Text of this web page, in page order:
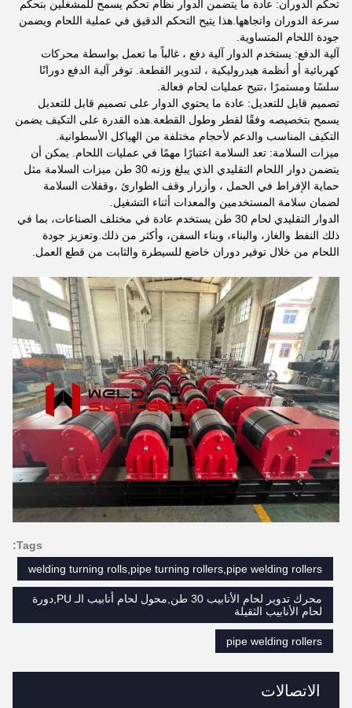
الاتصالات
تحكم الدوران: عادة ما يتضمن الدوار نظام تحكم يسمح للمشغلين بتحكم
سرعة الدوران واتجاهها.هذا يتيح التحكم الدقيق في عملية اللحام ويضمن
جودة اللحام المتساوية.
آلية الدفع: يستخدم الدوار آلية دفع ، غالباً ما تعمل بواسطة محركات
كهربائية أو أنظمة هيدروليكية ، لتدوير القطعة. توفر آلية الدفع دورانًا
سلسًا ومستمرًا ،تتيح عمليات لحام فعالة.
تصميم قابل للتعديل: عادة ما يحتوي الدوار على تصميم قابل للتعديل
يسمح بتخصيصه وفقًا لقطر وطول القطعة.هذه القدرة على التكيف يضمن
التكيف المناسب والدعم لأحجام مختلفة من الهياكل الأسطوانية.
ميزات السلامة: تعد السلامة اعتبارًا مهمًا في عمليات اللحام. يمكن أن
يتضمن دوار اللحام التقليدي الذي يبلغ وزنه 30 طن ميزات السلامة مثل
حماية الإفراط في الحمل ، وأزرار وقف الطوارئ ،وقفلات السلامة
لضمان سلامة المستخدمين والمعدات أثناء التشغيل.
الدوار التقليدي لحام 30 طن يستخدم عادة في مختلف الصناعات، بما في
ذلك النفط والغاز، والبناء، وبناء السفن، وأكثر من ذلك.وتعزيز جودة
اللحام من خلال توفير دوران خاضع للسيطرة والثابت من قطع العمل.
Tags:
welding turning rolls,pipe turning rollers,pipe welding rollers
محرك تدوير لحام الأنابيب 30 طن,محول لحام أنابيب الـ PU,دورة
لحام الأنابيب الثقيلة
pipe welding rollers